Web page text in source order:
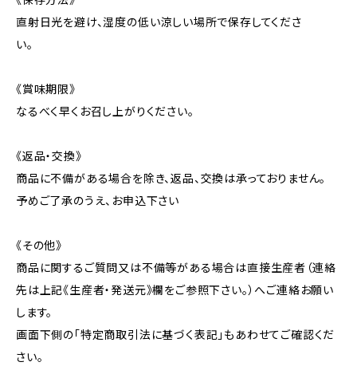
直射日光を避け、湿度の低い涼しい場所で保存してくださ
い。
《賞味期限》
なるべく早くお召し上がりください。
《返品・交換》
商品に不備がある場合を除き、返品、交換は承っておりません。
予めご了承のうえ、お申込下さい
《その他》
商品に関するご質問又は不備等がある場合は直接生産者（連絡
先は上記《生産者・発送元》欄をご参照下さい。）へご連絡お願い
します。
画面下側の「特定商取引法に基づく表記」もあわせてご確認くだ
さい。